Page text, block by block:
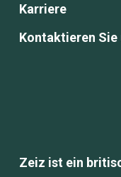
Karriere
Kontaktieren Sie
Zeiz ist ein